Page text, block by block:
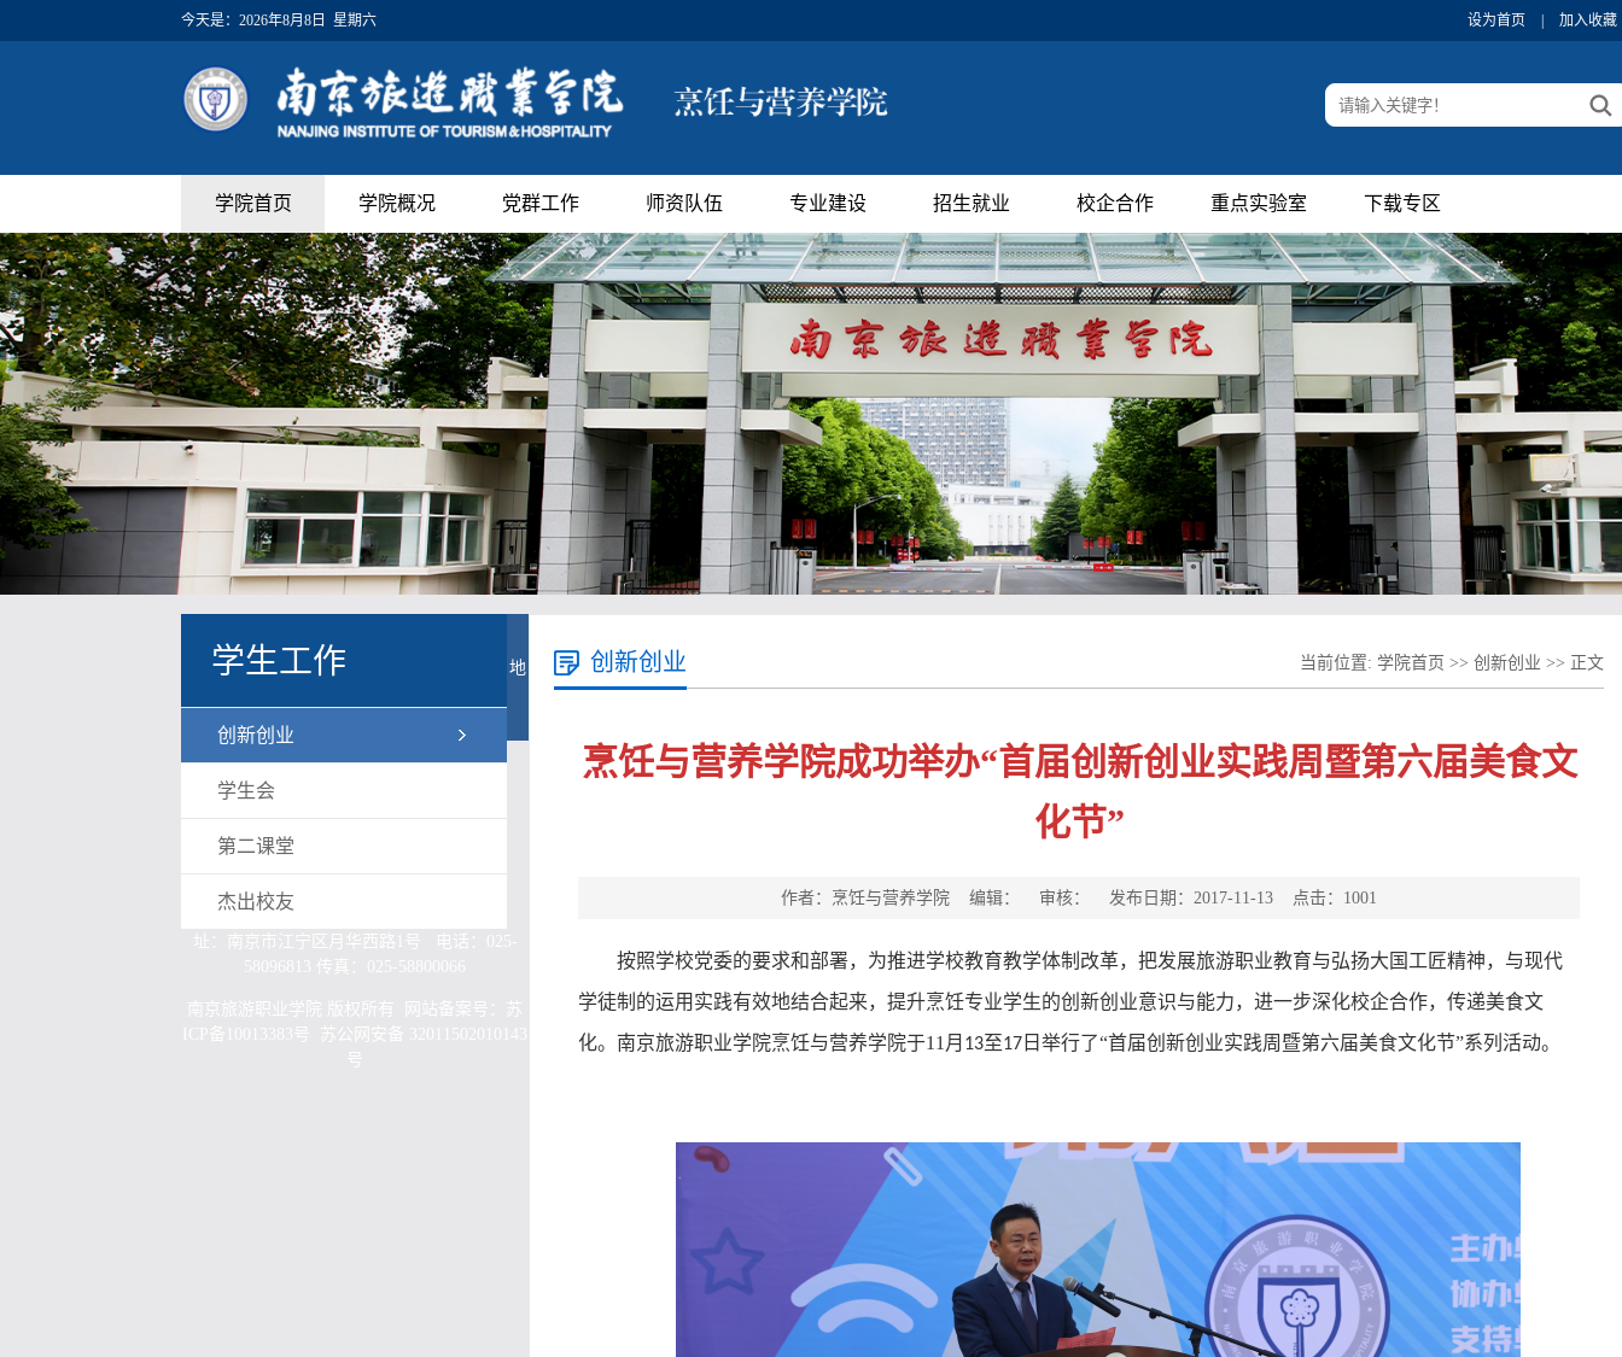
今天是： 2026年8月8日 星期六 设为首页 加入收藏
学院首页 学院概况 党群工作 师资队伍 专业建设 招生就业 校企合作 重点实验室 下载专区
学生工作
创新创业
学生会
第二课堂
杰出校友
创新创业 当前位置: 学院首页 >> 创新创业 >> 正文
烹饪与营养学院成功举办“首届创新创业实践周暨第六届美食文
化节”
作者：烹饪与营养学院 编辑： 审核： 发布日期：2017-11-13 点击： 1001
按照学校党委的要求和部署，为推进学校教育教学体制改革，把发展旅游职业教育与弘扬大国工匠精神，与现代
学徒制的运用实践有效地结合起来，提升烹饪专业学生的创新创业意识与能力，进一步深化校企合作，传递美食文
化。南京旅游职业学院烹饪与营养学院于11 月 13至17 日举行了“首届创新创业实践周暨第六届美食文化节”系列活动。
地